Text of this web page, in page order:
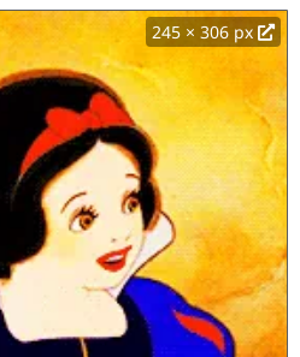
245 × 306 px